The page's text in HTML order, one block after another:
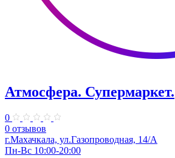
Атмосфера. Супермаркет.
0
0 отзывов
г.Махачкала, ул.​Газопроводная, 14/А
Пн-Вс 10:00-20:00